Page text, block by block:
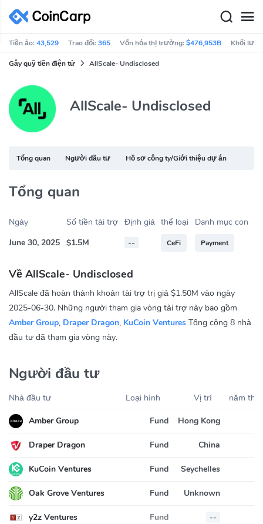
Tiền ảo:43,529 Trao đổi:365 Vốn hóa thị trường:$476,953B Khối
Gây quỹ tiền điện tử AllScale- Undisclosed
AllScale- Undisclosed
Tổng quan Người đầu tư Hồ sơ công ty/Giới thiệu dự án
Tổng quan
Ngày
June 30, 2025
Số tiền tài trợ
$1.5M
Định giá
--
thể loại
CeFi
Danh mục con
Payment
Về AllScale- Undisclosed
AllScale đã hoàn thành khoản tài trợ trị giá $1.50M vào ngày
2025-06-30. Những người tham gia vòng tài trợ này bao gồm
Amber Group, Draper Dragon, KuCoin Ventures Tổng cộng 8 nhà
đầu tư đã tham gia vòng này.
Người đầu tư
Nhà đầu tư Loại hình Vị trí năm
Amber Group Fund Hong Kong
Draper Dragon Fund China
KuCoin Ventures Fund Seychelles
Oak Grove Ventures Fund Unknown
y2z Ventures Fund --